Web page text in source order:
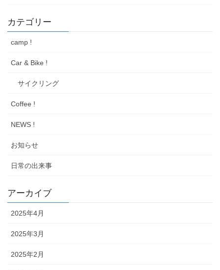
カテゴリー
camp !
Car & Bike !
サイクリング
Coffee !
NEWS !
お知らせ
日常の出来事
アーカイブ
2025年4月
2025年3月
2025年2月